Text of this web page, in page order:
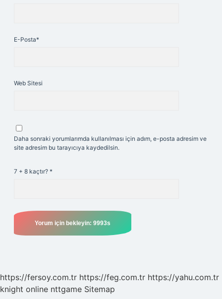
E-Posta*
Web Sitesi
Daha sonraki yorumlarımda kullanılması için adım, e-posta adresim ve
site adresim bu tarayıcıya kaydedilsin.
7 + 8 kaçtır? *
https://fersoy.com.tr https://feg.com.tr https://yahu.com.tr
knight online nttgame Sitemap